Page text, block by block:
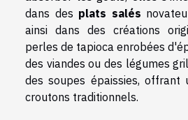
dans des plats salés
ainsi dans des créations
perles de tapioca enrobées
des viandes ou des légumes
des soupes épaissies, offrant
croutons traditionnels.